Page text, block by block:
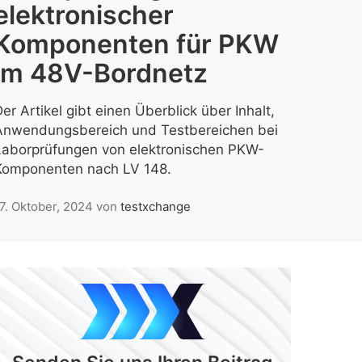
für PKW
48V-Bordnetz
Artikel gibt einen Überblick über Inhalt,
und Testbereichen bei
von elektronischen PKW-
nach LV 148.
Oktober, 2024 von testxchange